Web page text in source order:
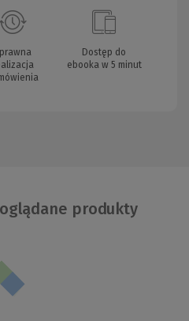
Dostęp do
ebooka w 5 minut
produkty